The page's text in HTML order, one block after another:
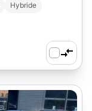
Hybride